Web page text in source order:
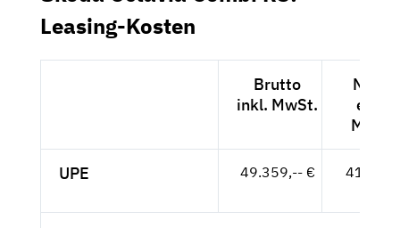
Leasing-Kosten
Brutto
inkl. MwSt.
Netto
exkl.
MwSt.
UPE 49.359,-- €